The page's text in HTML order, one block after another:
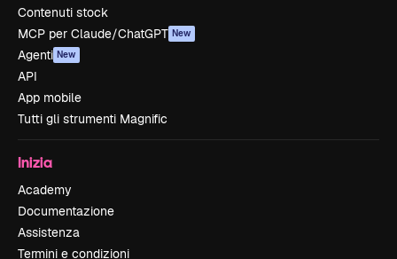
Contenuti stock
MCP per Claude/ChatGPT New
Agenti New
API
App mobile
Tutti gli strumenti Magnific
Inizia
Academy
Documentazione
Assistenza
Termini e condizioni